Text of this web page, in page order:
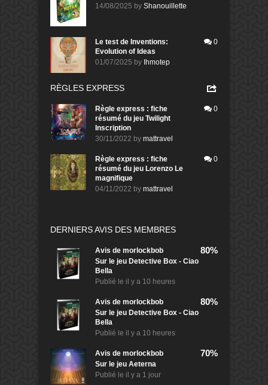
14/08/2025 by Shanouillette
Le test de Inventions:
Evolution of Ideas
01/07/2025 by Ihmotep
0
RÈGLES EXPRESS
Règle express : fiche
résumé du jeu Twilight
Inscription
30/11/2022 by mattravel
0
Règle express : fiche
résumé du jeu Lorenzo Le
magnifique
04/11/2022 by mattravel
0
DERNIERS AVIS DES MEMBRES
Avis de morlockbob
Sur le jeu Detective Box - Ciao
Bella
Publié le il y a 10 heures
80%
Avis de morlockbob
Sur le jeu Detective Box - Ciao
Bella
Publié le il y a 10 heures
80%
Avis de morlockbob
Sur le jeu Aeterna
Publié le il y a 1 jour
70%